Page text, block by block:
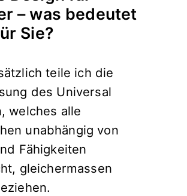
– was bedeutet
Sie?
teile ich die
des Universal
welches alle
unabhängig von
Fähigkeiten
gleichermassen